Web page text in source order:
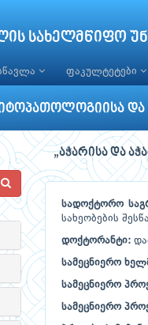
სახელმწიფო
ფაკულტეტები
და
„აჭარისა და
სადოქტორო
სახეობების
დოქტორანტი:
სამეცნიერო
სამეცნიერო
სამეცნიერო